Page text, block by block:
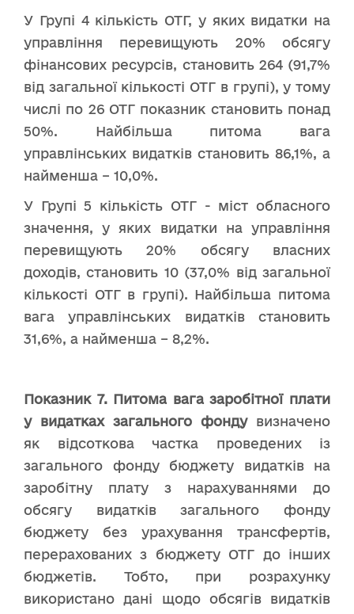
У Групі 4 кількість ОТГ, у яких видатки на
управління перевищують 20% обсягу
фінансових ресурсів, становить 264 (91,7%
від загальної кількості ОТГ в групі), у тому
числі по 26 ОТГ показник становить понад
50%. Найбільша питома вага
управлінських видатків становить 86,1%, а
найменша – 10,0%.
У Групі 5 кількість ОТГ - міст обласного
значення, у яких видатки на управління
перевищують 20% обсягу власних
доходів, становить 10 (37,0% від загальної
кількості ОТГ в групі). Найбільша питома
вага управлінських видатків становить
31,6%, а найменша – 8,2%.
Показник 7. Питома вага заробітної плати
у видатках загального фондувизначено
як відсоткова частка проведених із
загального фонду бюджету видатків на
заробітну плату з нарахуваннями до
обсягу видатків загального фонду
бюджету без урахування трансфертів,
перерахованих з бюджету ОТГ до інших
бюджетів. Тобто, при розрахунку
використано дані щодо обсягів видатків